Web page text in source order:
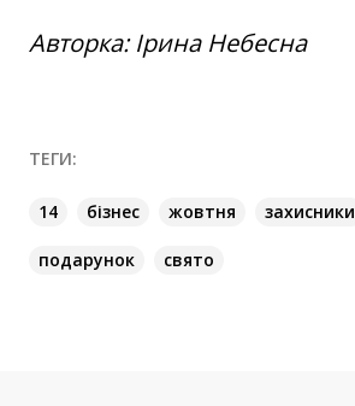
Авторка: Ірина Небесна
ТЕГИ:
14 бізнес жовтня захисники
подарунок свято